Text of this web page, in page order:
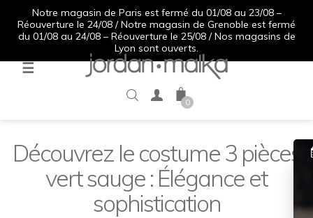
Notre magasin de Paris est fermé du 01/08 au 23/08 –
Réouverture le 24/08 / Notre magasin de Grenoble est fermé
du 01/08 au 24/08 – Réouverture le 25/08 / Nos magasins de
Lyon sont ouverts.
Basculer
☰
0
Découvrez le costume 3 pièces
vert sauge : Élégance et
sophistication